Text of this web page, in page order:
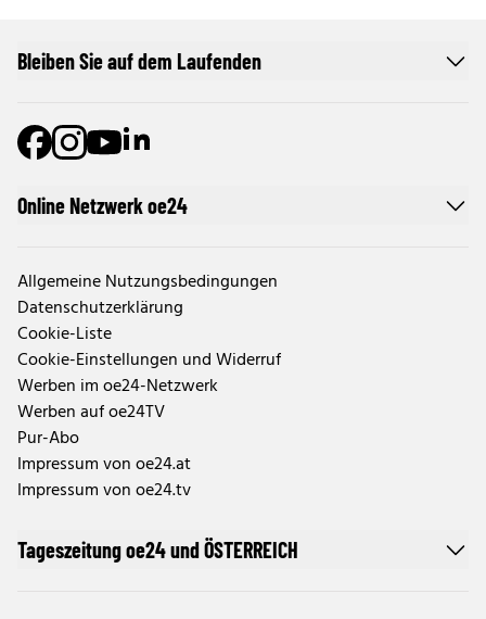
Online Netzwerk oe24
Allgemeine Nutzungsbedingungen
Datenschutzerklärung
Cookie-Liste
Cookie-Einstellungen und Widerruf
Werben im oe24-Netzwerk
Werben auf oe24TV
Pur-Abo
Impressum von oe24.at
Impressum von oe24.tv
Tageszeitung oe24 und ÖSTERREICH
Bleiben Sie auf dem Laufenden